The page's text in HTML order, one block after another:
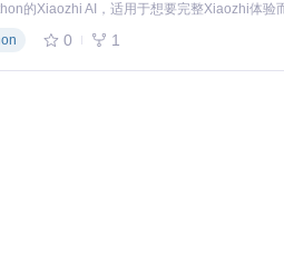
目录），可以直接读取原
0 1